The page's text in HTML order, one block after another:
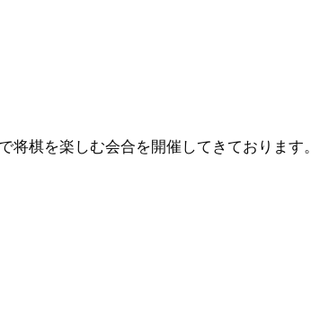
将棋を楽しむ会合を開催してきております。